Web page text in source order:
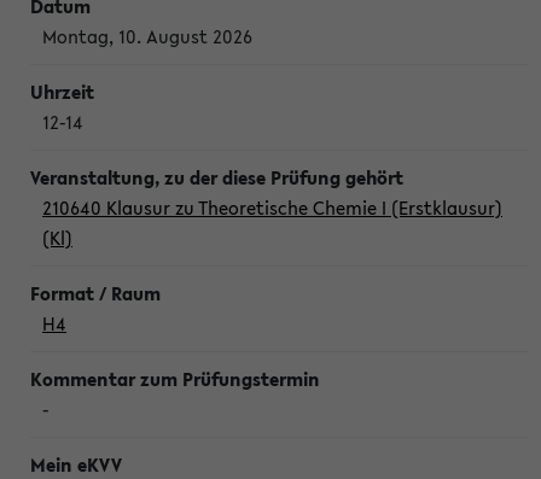
Montag, 10. August 2026
12-14
210640 Klausur zu Theoretische Chemie I (Erstklausur)
(Kl)
H4
-